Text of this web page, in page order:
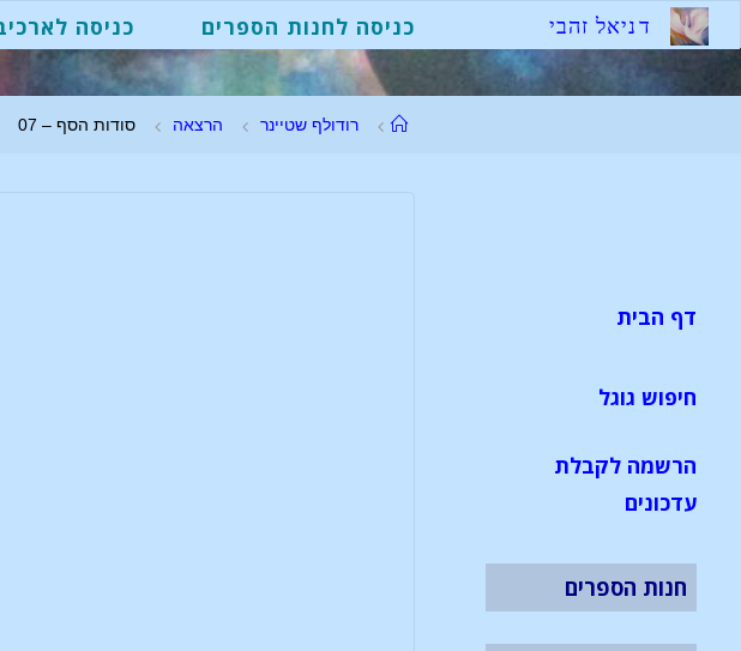
דניאל זהבי כניסה לחנות הספרים כניסה
רודולף שטיינר הרצאה סודות הסף – 07
דף הבית
חיפוש גוגל
הרשמה לקבלת
עדכונים
חנות הספרים